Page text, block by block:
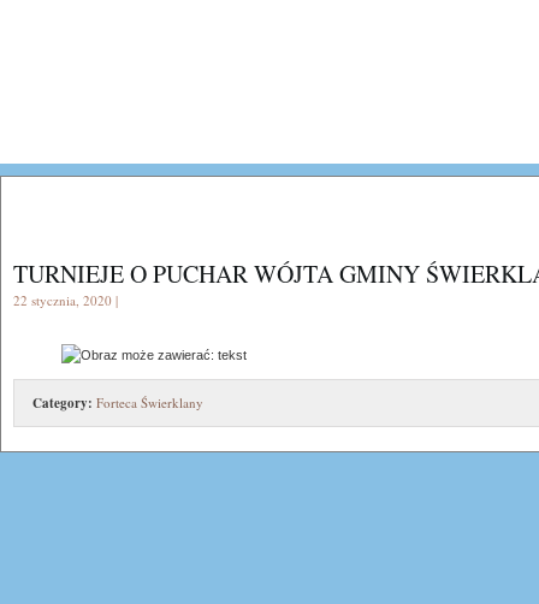
TURNIEJE O PUCHAR WÓJTA GMINY
22 stycznia, 2020 |
Category: Forteca Świerklany